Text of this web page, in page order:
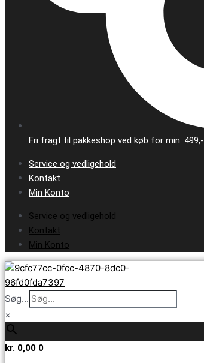
Fri fragt til pakkeshop ved køb for min. 499,-
Service og vedligehold
Kontakt
Min Konto
Service og vedligehold
Kontakt
Min Konto
Søg...
×
kr. 0,00 0